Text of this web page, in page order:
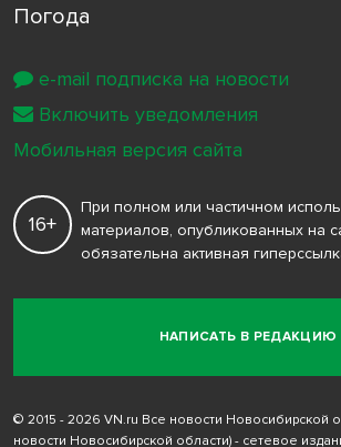
Погода
НАПИСАТЬ В РЕДАКЦИЮ
16+
При полном или частичном
материалов, опубликованных на
обязательна активная
© 2015 - 2026 VN.ru Все новости Новосибирской
новости Новосибирской области) - сетевое
e-mail подписка на новости
Включить уведомления
Мобильная версия сайта